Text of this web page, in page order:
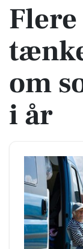
om
i år